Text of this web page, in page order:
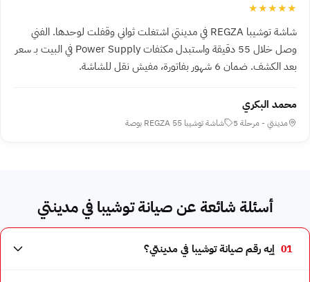
★★★★★
شاشة توشيبا REGZA في مدينتي اشتغلت ثواني وقفلت لوحدها. الفني
وصل خلال 55 دقيقة واستبدل مكثفات Power Supply في البيت بـ سعر
بعد الكشف. ضمان 6 شهور بفاتورة، مفيش نقل للشاشة.
محمد البكري
مدينتي - مرحلة 5 شاشة توشيبا REGZA 55 بوصة
أسئلة شائعة عن صيانة توشيبا في مدينتي
01 إيه رقم صيانة توشيبا في مدينتي؟